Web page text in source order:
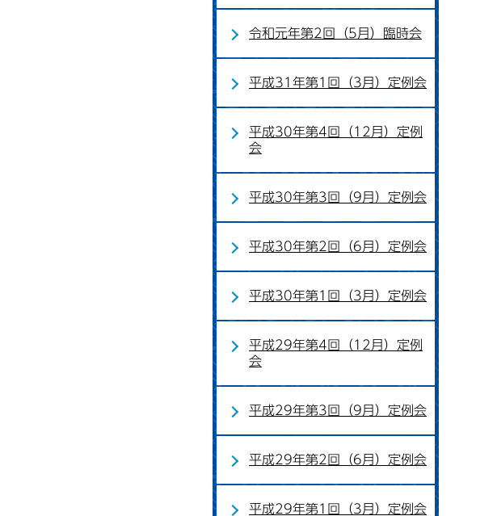
令和元年第2回（5月）臨時会
平成31年第1回（3月）定例会
平成30年第4回（12月）定例
会
平成30年第3回（9月）定例会
平成30年第2回（6月）定例会
平成30年第1回（3月）定例会
平成29年第4回（12月）定例
会
平成29年第3回（9月）定例会
平成29年第2回（6月）定例会
平成29年第1回（3月）定例会